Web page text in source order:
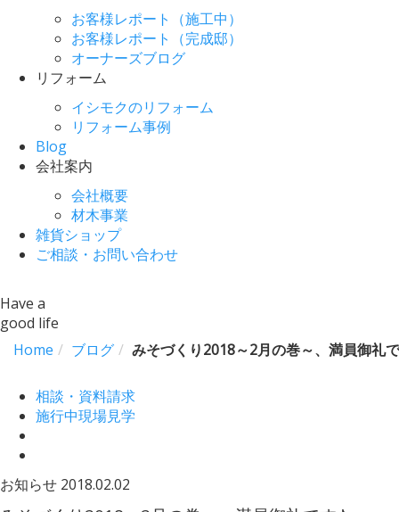
お客様レポート（施工中）
お客様レポート（完成邸）
オーナーズブログ
リフォーム
イシモクのリフォーム
リフォーム事例
Blog
会社案内
会社概要
材木事業
雑貨ショップ
ご相談・お問い合わせ
Have a
good life
Home
ブログ みそづくり2018～2月の巻～、満員御礼
相談・資料請求
施行中現場見学
お知らせ 2018.02.02